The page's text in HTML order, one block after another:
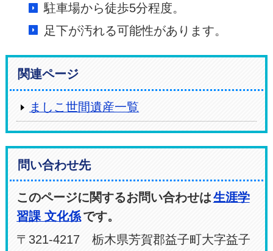
駐車場から徒歩5分程度。
足下が汚れる可能性があります。
関連ページ
ましこ世間遺産一覧
問い合わせ先
このページに関するお問い合わせは生涯学
習課 文化係です。
〒321-4217 栃木県芳賀郡益子町大字益子